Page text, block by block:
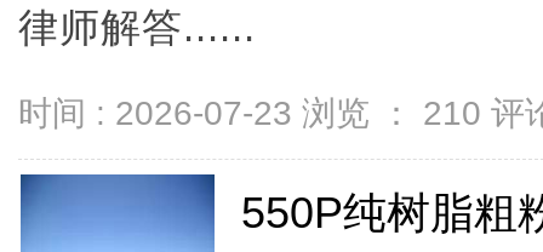
律师解答......
时间 : 2026-07-23 浏览 ： 210 评
550P纯树脂粗